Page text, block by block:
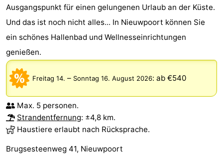
Ausgangspunkt für einen gelungenen Urlaub an der Küste.
Und das ist noch nicht alles... In Nieuwpoort können Sie
ein schönes Hallenbad und Wellnesseinrichtungen
genießen.
Freitag 14. – Sonntag 16. August 2026: ab €540
Max. 5 personen.
Strandentfernung: ±4,8 km.
Haustiere erlaubt nach Rücksprache.
Brugsesteenweg 41, Nieuwpoort